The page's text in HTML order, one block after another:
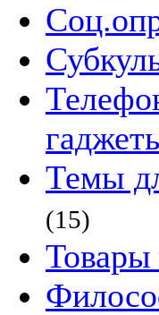
Темы
(15)
Товары